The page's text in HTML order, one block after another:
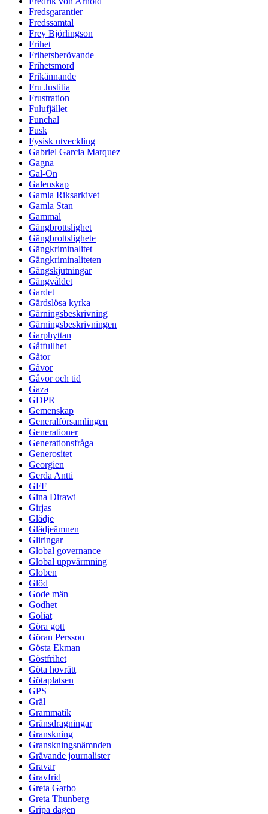
Fredsgarantier
Fredssamtal
Frey Björlingson
Frihet
Frihetsberövande
Frihetsmord
Frikännande
Fru Justitia
Frustration
Fulufjället
Funchal
Fusk
Fysisk utveckling
Gabriel Garcia Marquez
Gagna
Gal-On
Galenskap
Gamla Riksarkivet
Gamla Stan
Gammal
Gängbrottslighet
Gängbrottslighete
Gängkriminalitet
Gängkriminaliteten
Gängskjutningar
Gängvåldet
Gardet
Gärdslösa kyrka
Gärningsbeskrivning
Gärningsbeskrivningen
Garphyttan
Gåtfullhet
Gåtor
Gåvor
Gåvor och tid
Gaza
GDPR
Gemenskap
Generalförsamlingen
Generationer
Generationsfråga
Generositet
Georgien
Gerda Antti
GFF
Gina Dirawi
Girjas
Glädje
Glädjeämnen
Gliringar
Global governance
Global uppvärmning
Globen
Glöd
Gode män
Godhet
Goliat
Göra gott
Göran Persson
Gösta Ekman
Göstfrihet
Göta hovrätt
Götaplatsen
GPS
Gräl
Grammatik
Gränsdragningar
Granskning
Granskningsnämnden
Grävande journalister
Gravar
Gravfrid
Greta Garbo
Greta Thunberg
Gripa dagen